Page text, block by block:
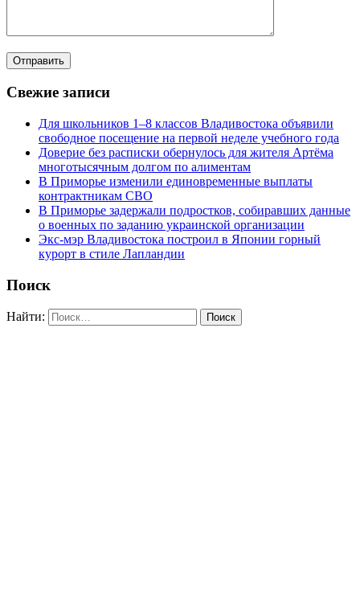
Свежие записи
Для школьников 1–8 классов Владивостока объявили
свободное посещение на первой неделе учебного года
Доверие без расписки обернулось для жителя Артёма
многотысячным долгом по алиментам
В Приморье изменили единовременные выплаты
контрактникам СВО
В Приморье задержали подростков, собиравших данные
о военных по заданию украинской организации
Экс-мэр Владивостока построил в Японии горный
курорт в стиле Лапландии
Поиск
Найти: